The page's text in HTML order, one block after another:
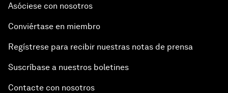
Asóciese con nosotros
Conviértase en miembro
Regístrese para recibir nuestras notas de prensa
Suscríbase a nuestros boletines
Contacte con nosotros